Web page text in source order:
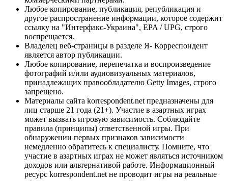
Любое копирование, публикация, републикация и
другое распространение информации, которое содержит
ссылку на "Интерфакс-Украина", EPA / UPG, строго
воспрещается.
Владелец веб-страницы в разделе Я- Корреспондент
является автор публикации.
Любое копирование, перепечатка и воспроизведение
фотографий и/или аудиовизуальных материалов,
принадлежащих правообладателю Getty Images, строго
запрещено.
Материалы сайта korrespondent.net предназначены для
лиц старше 21 года (21+). Участие в азартных играх
может вызвать игровую зависимость. Соблюдайте
правила (принципы) ответственной игры. При
обнаружении первых признаков зависимости
немедленно обратитесь к специалисту. Помните, что
участие в азартных играх не может являться источником
доходов или альтернативой работе. Информационный
ресурс korrespondent.net не проводит игры на реальные